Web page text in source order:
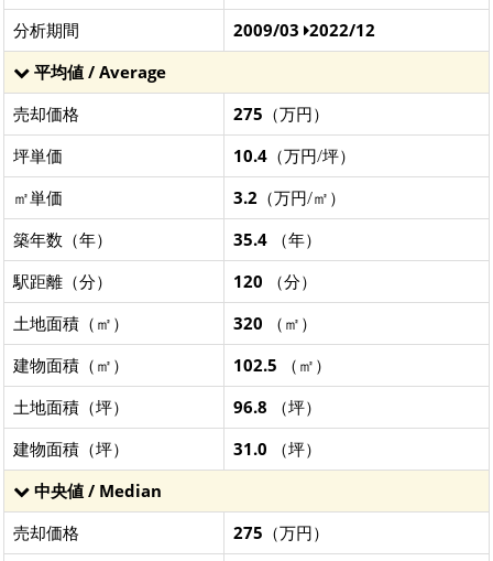
分析期間
2009/03 2022/12
平均値 / Average
売却価格
275 （万円）
坪単価
10.4 （万円/坪）
㎡単価
3.2 （万円/㎡）
築年数（年）
35.4 （年）
駅距離（分）
120 （分）
土地面積（㎡）
320 （㎡）
建物面積（㎡）
102.5 （㎡）
土地面積（坪）
96.8 （坪）
建物面積（坪）
31.0 （坪）
中央値 / Median
売却価格
275 （万円）